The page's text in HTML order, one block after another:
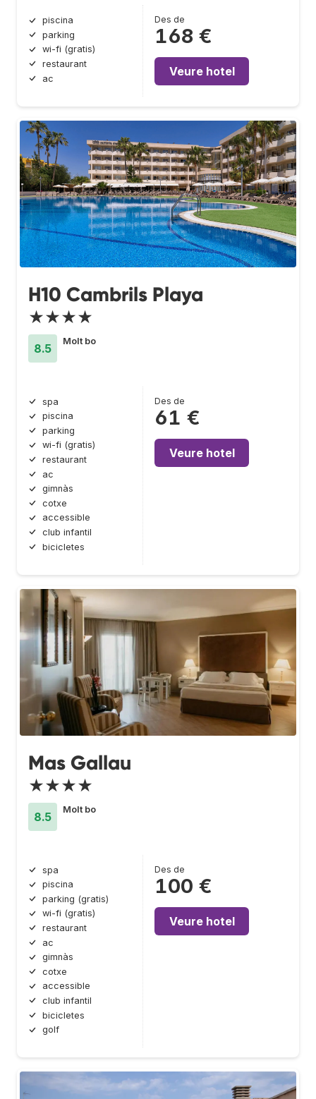
piscina
parking
wi-fi (gratis)
restaurant
ac
Des de
168 €
Veure hotel
H10 Cambrils Playa
★★★★
8.5
Molt bo
spa
piscina
parking
wi-fi (gratis)
restaurant
ac
gimnàs
cotxe
accessible
club infantil
bicicletes
Des de
61 €
Veure hotel
Mas Gallau
★★★★
8.5
Molt bo
spa
piscina
parking (gratis)
wi-fi (gratis)
restaurant
ac
gimnàs
cotxe
accessible
club infantil
bicicletes
golf
Des de
100 €
Veure hotel